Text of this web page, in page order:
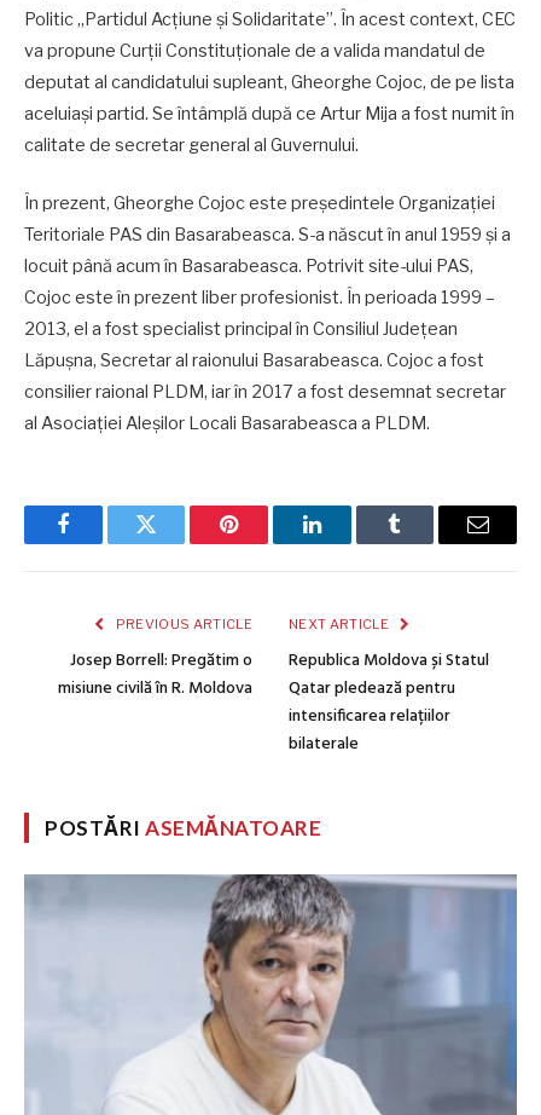
Politic „Partidul Acțiune și Solidaritate”. În acest context, CEC
va propune Curții Constituționale de a valida mandatul de
deputat al candidatului supleant, Gheorghe Cojoc, de pe lista
aceluiași partid. Se întâmplă după ce Artur Mija a fost numit în
calitate de secretar general al Guvernului.
În prezent, Gheorghe Cojoc este președintele Organizației
Teritoriale PAS din Basarabeasca. S-a născut în anul 1959 și a
locuit până acum în Basarabeasca. Potrivit site-ului PAS,
Cojoc este în prezent liber profesionist. În perioada 1999 –
2013, el a fost specialist principal în Consiliul Județean
Lăpușna, Secretar al raionului Basarabeasca. Cojoc a fost
consilier raional PLDM, iar în 2017 a fost desemnat secretar
al Asociației Aleșilor Locali Basarabeasca a PLDM.
FacebookTwitter Pinterest LinkedInTumblr Email
PREVIOUS ARTICLE
Josep Borrell: Pregătim o
misiune civilă în R. Moldova
NEXT ARTICLE
Republica Moldova și Statul
Qatar pledează pentru
intensificarea relațiilor
bilaterale
POSTĂRIASEMĂNATOARE